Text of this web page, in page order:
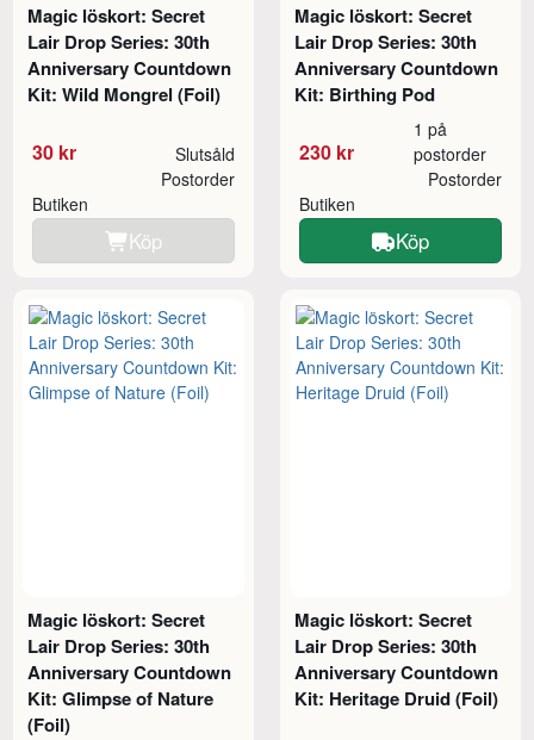
Magic löskort: Secret
Lair Drop Series: 30th
Anniversary Countdown
Kit: Wild Mongrel (Foil)
30 kr Slutsåld
Butiken
Postorder
Köp
Magic löskort: Secret
Lair Drop Series: 30th
Anniversary Countdown
Kit: Birthing Pod
230 kr
1 på
postorder
Butiken
Postorder
Köp
Magic löskort: Secret
Lair Drop Series: 30th
Anniversary Countdown
Kit: Glimpse of Nature
(Foil)
Magic löskort: Secret
Lair Drop Series: 30th
Anniversary Countdown
Kit: Heritage Druid (Foil)